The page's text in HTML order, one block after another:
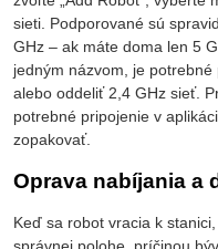
sieti. Podporované sú
GHz – ak máte doma len 5
jedným názvom, je
alebo oddeliť 2,4 GHz sieť.
potrebné pripojenie v
zopakovať.
Oprava nabíjania a
Keď sa robot vracia k
správnej polohe, príčinou